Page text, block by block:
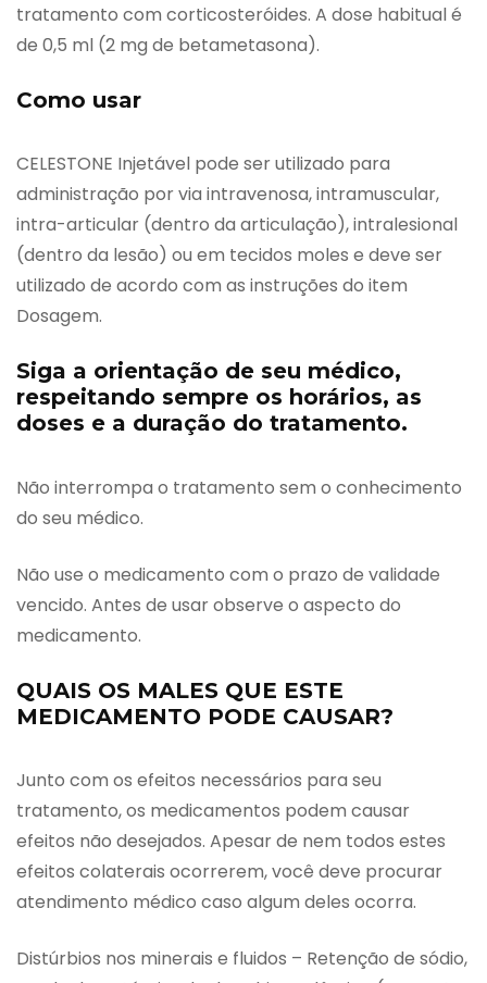
tratamento com corticosteróides. A dose habitual é
de 0,5 ml (2 mg de betametasona).
Como usar
CELESTONE Injetável pode ser utilizado para
administração por via intravenosa, intramuscular,
intra-articular (dentro da articulação), intralesional
(dentro da lesão) ou em tecidos moles e deve ser
utilizado de acordo com as instruções do item
Dosagem.
Siga a orientação de seu médico,
respeitando sempre os horários, as
doses e a duração do tratamento.
Não interrompa o tratamento sem o conhecimento
do seu médico.
Não use o medicamento com o prazo de validade
vencido. Antes de usar observe o aspecto do
medicamento.
QUAIS OS MALES QUE ESTE
MEDICAMENTO PODE CAUSAR?
Junto com os efeitos necessários para seu
tratamento, os medicamentos podem causar
efeitos não desejados. Apesar de nem todos estes
efeitos colaterais ocorrerem, você deve procurar
atendimento médico caso algum deles ocorra.
Distúrbios nos minerais e fluidos – Retenção de sódio,